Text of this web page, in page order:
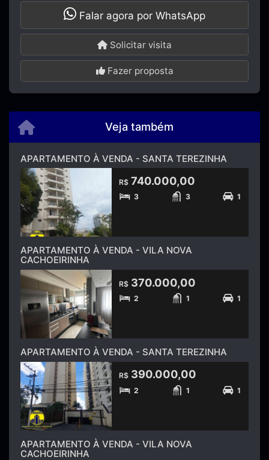
Falar agora por WhatsApp
Solicitar visita
Fazer proposta
Veja também
APARTAMENTO À VENDA - SANTA TEREZINHA
R$ 740.000,00
3 3 1
APARTAMENTO À VENDA - VILA NOVA
CACHOEIRINHA
R$ 370.000,00
2 1 1
APARTAMENTO À VENDA - SANTA TEREZINHA
R$ 390.000,00
2 1 1
APARTAMENTO À VENDA - VILA NOVA
CACHOEIRINHA